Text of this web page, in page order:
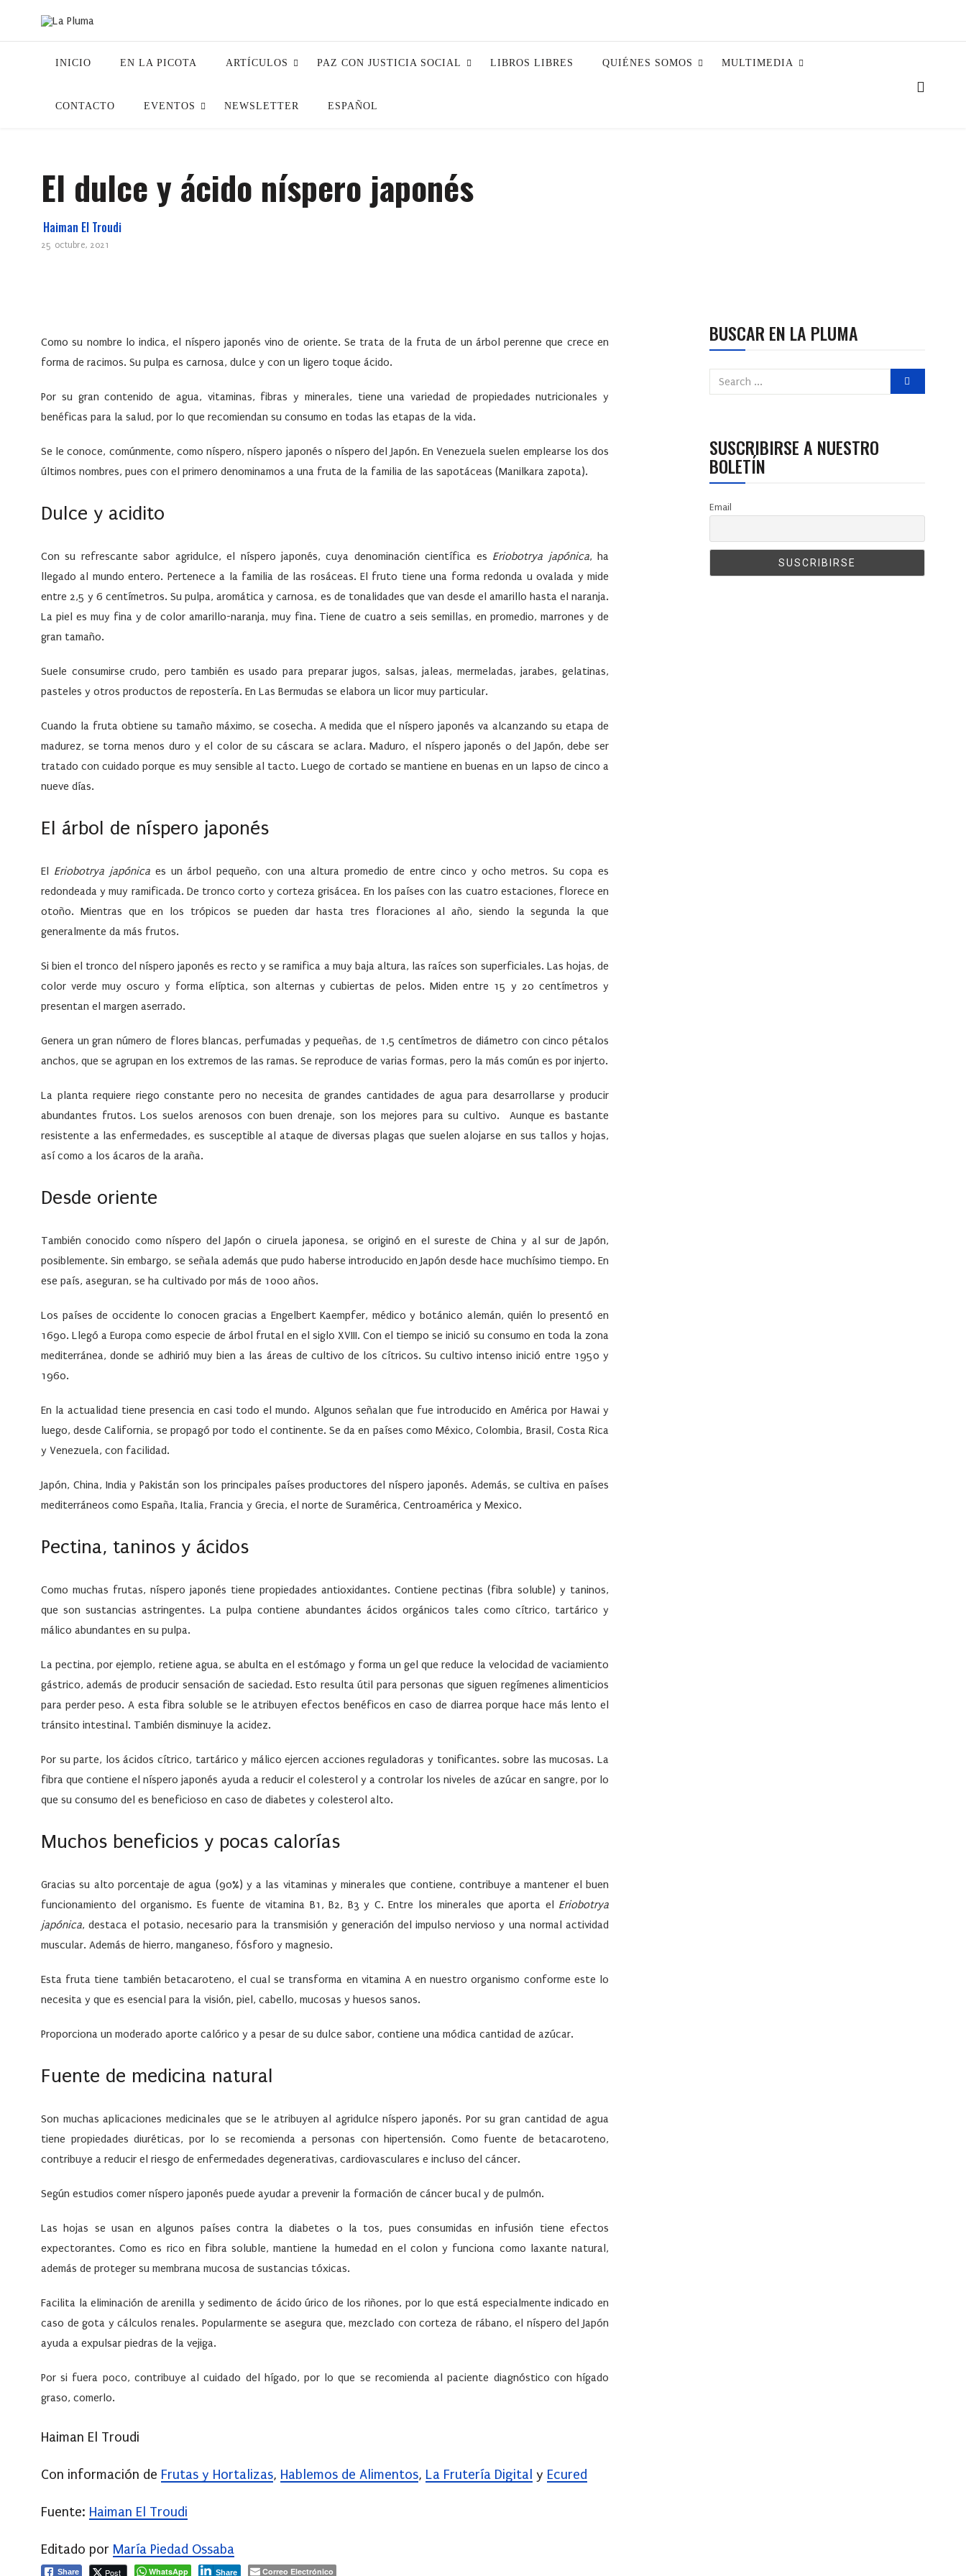
INICIO EN LA PICOTA ARTÍCULOS PAZ CON JUSTICIA SOCIAL LIBROS LIBRES QUIÉNES SOMOS MULTIMEDIA
CONTACTO EVENTOS NEWSLETTER ESPAÑOL
El dulce y ácido níspero japonés
Haiman El Troudi
25 octubre, 2021
Como su nombre lo indica, el níspero japonés vino de oriente. Se trata de la fruta de un árbol perenne que crece en
forma de racimos. Su pulpa es carnosa, dulce y con un ligero toque ácido.
Por su gran contenido de agua, vitaminas, fibras y minerales, tiene una variedad de propiedades nutricionales y
benéficas para la salud, por lo que recomiendan su consumo en todas las etapas de la vida.
Se le conoce, comúnmente, como níspero, níspero japonés o níspero del Japón. En Venezuela suelen emplearse los dos
últimos nombres, pues con el primero denominamos a una fruta de la familia de las sapotáceas (Manilkara zapota).
Dulce y acidito
Con su refrescante sabor agridulce, el níspero japonés, cuya denominación científica es Eriobotrya japónica, ha
llegado al mundo entero. Pertenece a la familia de las rosáceas. El fruto tiene una forma redonda u ovalada y mide
entre 2,5 y 6 centímetros. Su pulpa, aromática y carnosa, es de tonalidades que van desde el amarillo hasta el naranja.
La piel es muy fina y de color amarillo-naranja, muy fina. Tiene de cuatro a seis semillas, en promedio, marrones y de
gran tamaño.
Suele consumirse crudo, pero también es usado para preparar jugos, salsas, jaleas, mermeladas, jarabes, gelatinas,
pasteles y otros productos de repostería. En Las Bermudas se elabora un licor muy particular.
Cuando la fruta obtiene su tamaño máximo, se cosecha. A medida que el níspero japonés va alcanzando su etapa de
madurez, se torna menos duro y el color de su cáscara se aclara. Maduro, el níspero japonés o del Japón, debe ser
tratado con cuidado porque es muy sensible al tacto. Luego de cortado se mantiene en buenas en un lapso de cinco a
nueve días.
El árbol de níspero japonés
El Eriobotrya japónicaes un árbol pequeño, con una altura promedio de entre cinco y ocho metros. Su copa es
redondeada y muy ramificada. De tronco corto y corteza grisácea. En los países con las cuatro estaciones, florece en
otoño. Mientras que en los trópicos se pueden dar hasta tres floraciones al año, siendo la segunda la que
generalmente da más frutos.
Si bien el tronco del níspero japonés es recto y se ramifica a muy baja altura, las raíces son superficiales. Las hojas, de
color verde muy oscuro y forma elíptica, son alternas y cubiertas de pelos. Miden entre 15 y 20 centímetros y
presentan el margen aserrado.
Genera un gran número de flores blancas, perfumadas y pequeñas, de 1,5 centímetros de diámetro con cinco pétalos
anchos, que se agrupan en los extremos de las ramas. Se reproduce de varias formas, pero la más común es por injerto.
La planta requiere riego constante pero no necesita de grandes cantidades de agua para desarrollarse y producir
abundantes frutos. Los suelos arenosos con buen drenaje, son los mejores para su cultivo. Aunque es bastante
resistente a las enfermedades, es susceptible al ataque de diversas plagas que suelen alojarse en sus tallos y hojas,
así como a los ácaros de la araña.
Desde oriente
También conocido como níspero del Japón o ciruela japonesa, se originó en el sureste de China y al sur de Japón,
posiblemente. Sin embargo, se señala además que pudo haberse introducido en Japón desde hace muchísimo tiempo. En
ese país, aseguran, se ha cultivado por más de 1000 años.
Los países de occidente lo conocen gracias a EngelbertKaempfer, médico y botánico alemán, quién lo presentó en
1690. Llegó a Europa como especie de árbol frutal en el siglo XVIII. Con el tiempo se inició su consumo en toda la zona
mediterránea, donde se adhirió muy bien a las áreas de cultivo de los cítricos. Su cultivo intenso inició entre 1950 y
1960.
En la actualidad tiene presencia en casi todo el mundo. Algunos señalan que fue introducido en América por Hawai y
luego, desde California, se propagó por todo el continente. Se da en países como México, Colombia, Brasil, Costa Rica
y Venezuela, con facilidad.
Japón, China, India y Pakistán son los principales países productores del níspero japonés. Además, se cultiva en países
mediterráneos como España, Italia, Francia y Grecia, el norte de Suramérica, Centroamérica y Mexico.
Pectina, taninos y ácidos
Como muchas frutas, níspero japonés tiene propiedades antioxidantes. Contiene pectinas (fibra soluble) y taninos,
que son sustancias astringentes. La pulpa contiene abundantes ácidos orgánicos tales como cítrico, tartárico y
málico abundantes en su pulpa.
La pectina, por ejemplo, retiene agua, se abulta en el estómago y forma un gel que reduce la velocidad de vaciamiento
gástrico, además de producir sensación de saciedad. Esto resulta útil para personas que siguen regímenes alimenticios
para perder peso. A esta fibra soluble se le atribuyen efectos benéficos en caso de diarrea porque hace más lento el
tránsito intestinal. También disminuye la acidez.
Por su parte, los ácidos cítrico, tartárico y málico ejercen acciones reguladoras y tonificantes. sobre las mucosas. La
fibra que contiene el níspero japonés ayuda a reducir el colesterol y a controlar los niveles de azúcar en sangre, por lo
que su consumo del es beneficioso en caso de diabetes y colesterol alto.
Muchos beneficios y pocas calorías
Gracias su alto porcentaje de agua (90%) y a las vitaminas y minerales que contiene, contribuye a mantener el buen
funcionamiento del organismo. Es fuente de vitamina B1, B2, B3 y C. Entre los minerales que aporta el Eriobotrya
japónica, destaca el potasio, necesario para la transmisión y generación del impulso nervioso y una normal actividad
muscular. Además de hierro, manganeso, fósforo y magnesio.
Esta fruta tiene también betacaroteno, el cual se transforma en vitamina A en nuestro organismo conforme este lo
necesita y que es esencial para la visión, piel, cabello, mucosas y huesos sanos.
Proporciona un moderado aporte calórico y a pesar de su dulce sabor, contiene una módica cantidad de azúcar.
Fuente de medicina natural
Son muchas aplicaciones medicinales que se le atribuyen al agridulce níspero japonés. Por su gran cantidad de agua
tiene propiedades diuréticas, por lo se recomienda a personas con hipertensión. Como fuente de betacaroteno,
contribuye a reducir el riesgo de enfermedades degenerativas, cardiovasculares e incluso del cáncer.
Según estudios comer níspero japonés puede ayudar a prevenir la formación de cáncer bucal y de pulmón.
Las hojas se usan en algunos países contra la diabetes o la tos, pues consumidas en infusión tiene efectos
expectorantes. Como es rico en fibra soluble, mantiene la humedad en el colon y funciona como laxante natural,
además de proteger su membrana mucosa de sustancias tóxicas.
Facilita la eliminación de arenilla y sedimento de ácido úrico de los riñones, por lo que está especialmente indicado en
caso de gota y cálculos renales. Popularmente se asegura que, mezclado con corteza de rábano, el níspero del Japón
ayuda a expulsar piedras de la vejiga.
Por si fuera poco, contribuye al cuidado del hígado, por lo que se recomienda al paciente diagnóstico con hígado
graso, comerlo.
Haiman El Troudi
Con información de Frutas y Hortalizas, Hablemos de Alimentos, La Frutería Digital y Ecured
Fuente: Haiman El Troudi
Editado por María Piedad Ossaba
Share Post WhatsApp Share Correo Electrónico
BUSCAR EN LA PLUMA
SUSCRIBIRSE A NUESTRO
BOLETÍN
Email